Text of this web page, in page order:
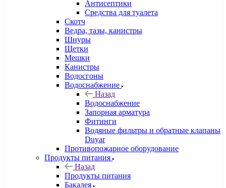
Антисептики
Средства для туалета
Скотч
Ведра, тазы, канистры
Шнуры
Щетки
Мешки
Канистры
Водосгоны
Водоснабжение
Назад
Водоснабжение
Запорная арматура
Фитинги
Водяные фильтры и обратные клапаны
Duyar
Противопожарное оборудование
Продукты питания
Назад
Продукты питания
Бакалея